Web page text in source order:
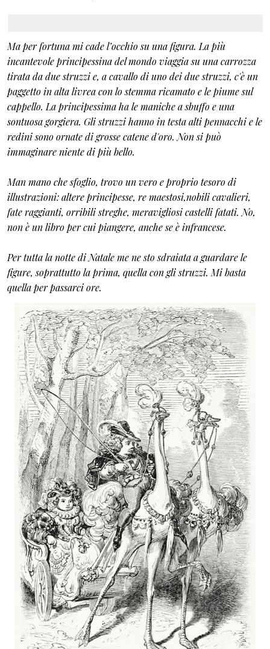
Ma per fortuna mi cade l’occhio su una figura. La più
incantevole principessina del mondo viaggia su una carrozza
tirata da due struzzi e, a cavallo di uno dei due struzzi, c'è un
paggetto in alta livrea con lo stemma ricamato e le piume sul
cappello. La principessima ha le maniche a sbuffo e una
sontuosa gorgiera. Gli struzzi hanno in testa alti pennacchi e le
redini sono ornate di grosse catene d'oro. Non si può
immaginare niente di più bello.
Man mano che sfoglio, trovo un vero e proprio tesoro di
illustrazioni: altere principesse, re maestosi,nobili cavalieri,
fate raggianti, orribili streghe, meravigliosi castelli fatati. No,
non è un libro per cui piangere, anche se è infrancese.
Per tutta la notte di Natale me ne sto sdraiata a guardare le
figure, soprattutto la prima, quella con gli struzzi. Mi basta
quella per passarci ore.